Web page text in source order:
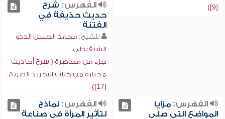
[9])
الفهرس: شرح
حديث حذيفة في
الفتنة
للشيخ: محمد الحسن الددو
الشنقيطي
جزء من محاضرة ( شرح أحاديث
مختارة من كتاب التجريد الصريح
[17])
الفهرس:مزايا
المواضع التي صلى
الفهرس:نماذج
لتأثير المرأة في صناعة